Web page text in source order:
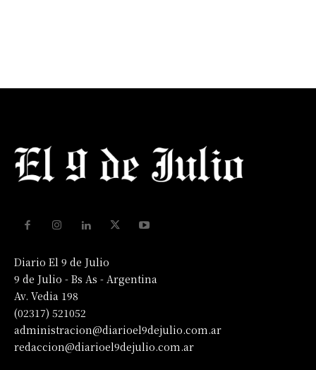
Diario El 9 de Julio
9 de Julio - Bs As - Argentina
Av. Vedia 198
(02317) 521052
administracion@diarioel9dejulio.com.ar
redaccion@diarioel9dejulio.com.ar